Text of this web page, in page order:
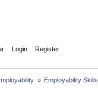
Login Register
» Employability Skills